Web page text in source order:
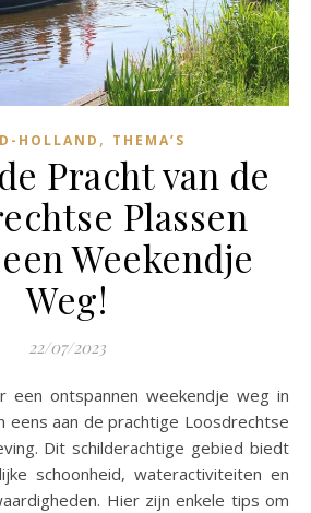
HOLLAND , THEMA’S
Pracht van de
Plassen
Weekendje
Weg!
22/07/2023
eens aan de prachtige Loosdrechtse
Dit schilderachtige gebied biedt
schoonheid, wateractiviteiten en
Hier zijn enkele tips om